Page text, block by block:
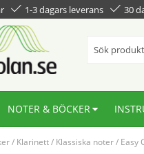
1-3 dagars leverans 30
NOTER & BÖCKER
/ Klarinett/ Klassiska noter/ Easy